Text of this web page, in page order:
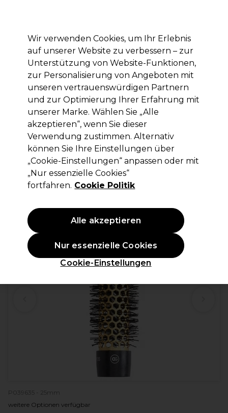
Anmelden
Marken Deals Haare Elektrogeräte Saloneinrichtung
Lieferung und Lieferzeiten
– mehr erfahren
Olivia Garden
Olivia Garden Multibrush Einfache
Rundbürste 25mm
(0)
7,46 €ohne MwSt.
(PROFI-PREIS)
8,88 €inkl. MwSt.)
P039635 - 25mm
weitere Optionen verfügbar
Wir verwenden Cookies, um Ihr Erlebnis
auf unserer Website zu verbessern – zur
Unterstützung von Website-Funktionen,
zur Personalisierung von Angeboten mit
unseren vertrauenswürdigen Partnern
und zur Optimierung Ihrer Erfahrung mit
unserer Marke. Wählen Sie „Alle
akzeptieren“, wenn Sie dieser
Verwendung zustimmen. Alternativ
können Sie Ihre Einstellungen über
„Cookie-Einstellungen“ anpassen oder mit
„Nur essenzielle Cookies“
fortfahren. Cookie Politik
Cookie-Einstellungen
Nur essenzielle Cookies
Alle akzeptieren